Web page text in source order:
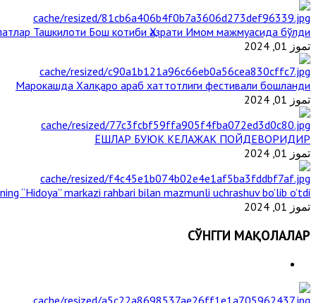
Ташкилоти Бош котиби Ҳазрати Имом мажмуасида бўлди
تموز 01, 2024
Марокашда Халқаро араб хаттотлиги фестивали бошланди
تموز 01, 2024
ЁШЛАР БУЮК КЕЛАЖАК ПОЙДЕВОРИДИР
تموز 01, 2024
“Hidoya” markazi rahbari bilan mazmunli uchrashuv bo’lib o’tdi
تموز 01, 2024
СЎНГГИ МАҚОЛАЛАР